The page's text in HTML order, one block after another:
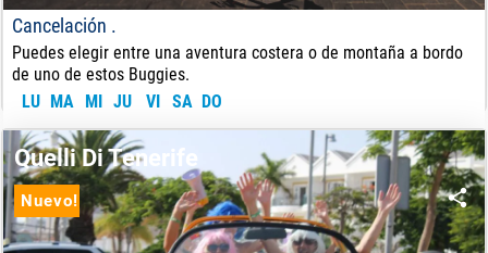
Cancelación .
Puedes elegir entre una aventura costera o de montaña a bordo
de uno de estos Buggies.
LU MA MI JU VI SA DO
160€
Nuevo!
Quelli Di Tenerife